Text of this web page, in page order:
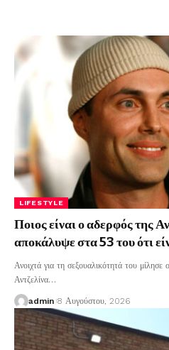
LIFESTYLE
Ποιος είναι ο αδερφός της
αποκάλυψε στα 53 του ότι
Ανοιχτά για τη σεξουαλικότητά του
Αντζελίνα…
admin 8 Αυγούστου, 2026